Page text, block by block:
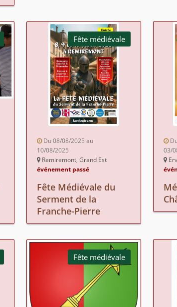
Fête médiévale
Du 08/08/2025 au
10/08/2025
Remiremont, Grand Est
événement passé
Fête Médiévale du
Serment de la
Franche-Pierre
03/
Fête médiévale